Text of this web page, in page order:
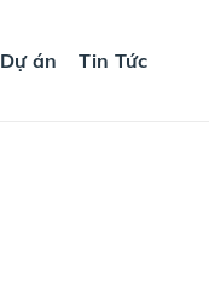
Dự án Tin Tức